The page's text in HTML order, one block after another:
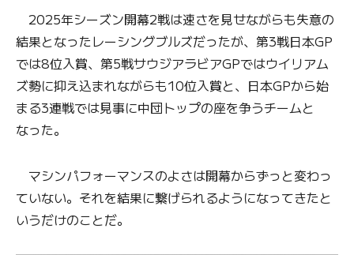
2025年シーズン開幕2戦は速さを見せながらも失意の
結果となったレーシングブルズだったが、第3戦日本GP
では8位入賞、第5戦サウジアラビアGPではウイリアム
ズ勢に抑え込まれながらも10位入賞と、日本GPから始
まる3連戦では見事に中団トップの座を争うチームと
なった。
マシンパフォーマンスのよさは開幕からずっと変わっ
ていない。それを結果に繋げられるようになってきたと
いうだけのことだ。